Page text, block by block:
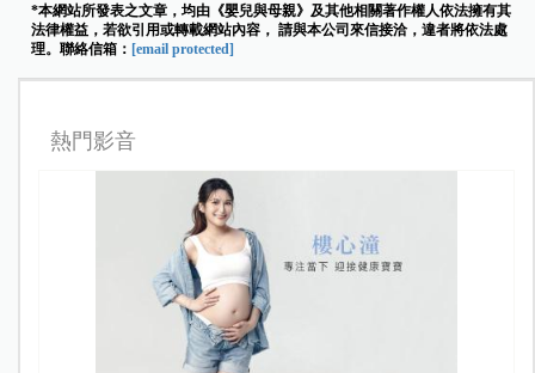
*本網站所發表之文章，均由《嬰兒與母親》及其他相關著作權人依法擁有其
法律權益，若欲引用或轉載網站內容， 請與本公司來信接洽，違者將依法處
理。聯絡信箱： [email protected]
熱門影音